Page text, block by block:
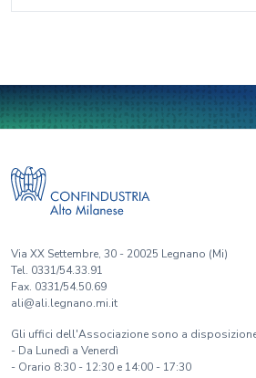
Via XX Settembre, 30 - 20025 Legnano (Mi)
Tel. 0331/54.33.91
Fax. 0331/54.50.69
ali@ali.legnano.mi.it
Gli uffici dell'Associazione sono a
- Da Lunedì a Venerdì
- Orario 8:30 - 12:30 e 14:00 - 17:30